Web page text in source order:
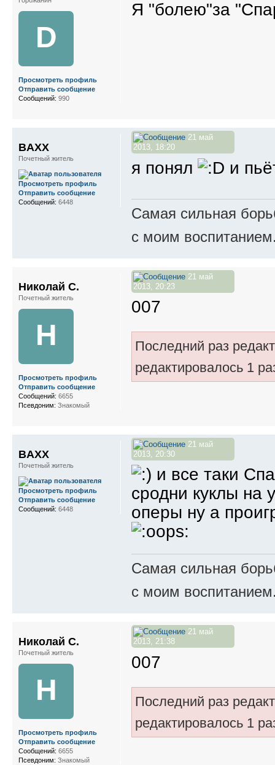
Я "болею"за
D
Просмотреть профиль
Отправить сообщение
Сообщений: 990
21 май
2013, 18:20
я понял и
Самая сильная
с моим
BAXX
Почетный житель
Просмотреть профиль
Отправить сообщение
Сообщений: 6448
21 май
2013, 20:23
007
Последний раз
редактировалось 1
Николай С.
Почетный житель
Н
Просмотреть профиль
Отправить сообщение
Сообщений: 6655
Псевдоним: Знакомый
21 май
2013, 20:30
и все таки
сродни куклы на
оперы ну а
Самая сильная
с моим
BAXX
Почетный житель
Просмотреть профиль
Отправить сообщение
Сообщений: 6448
21 май
2013, 21:38
007
Последний раз
редактировалось 1
Николай С.
Почетный житель
Н
Просмотреть профиль
Отправить сообщение
Сообщений: 6655
Псевдоним: Знакомый